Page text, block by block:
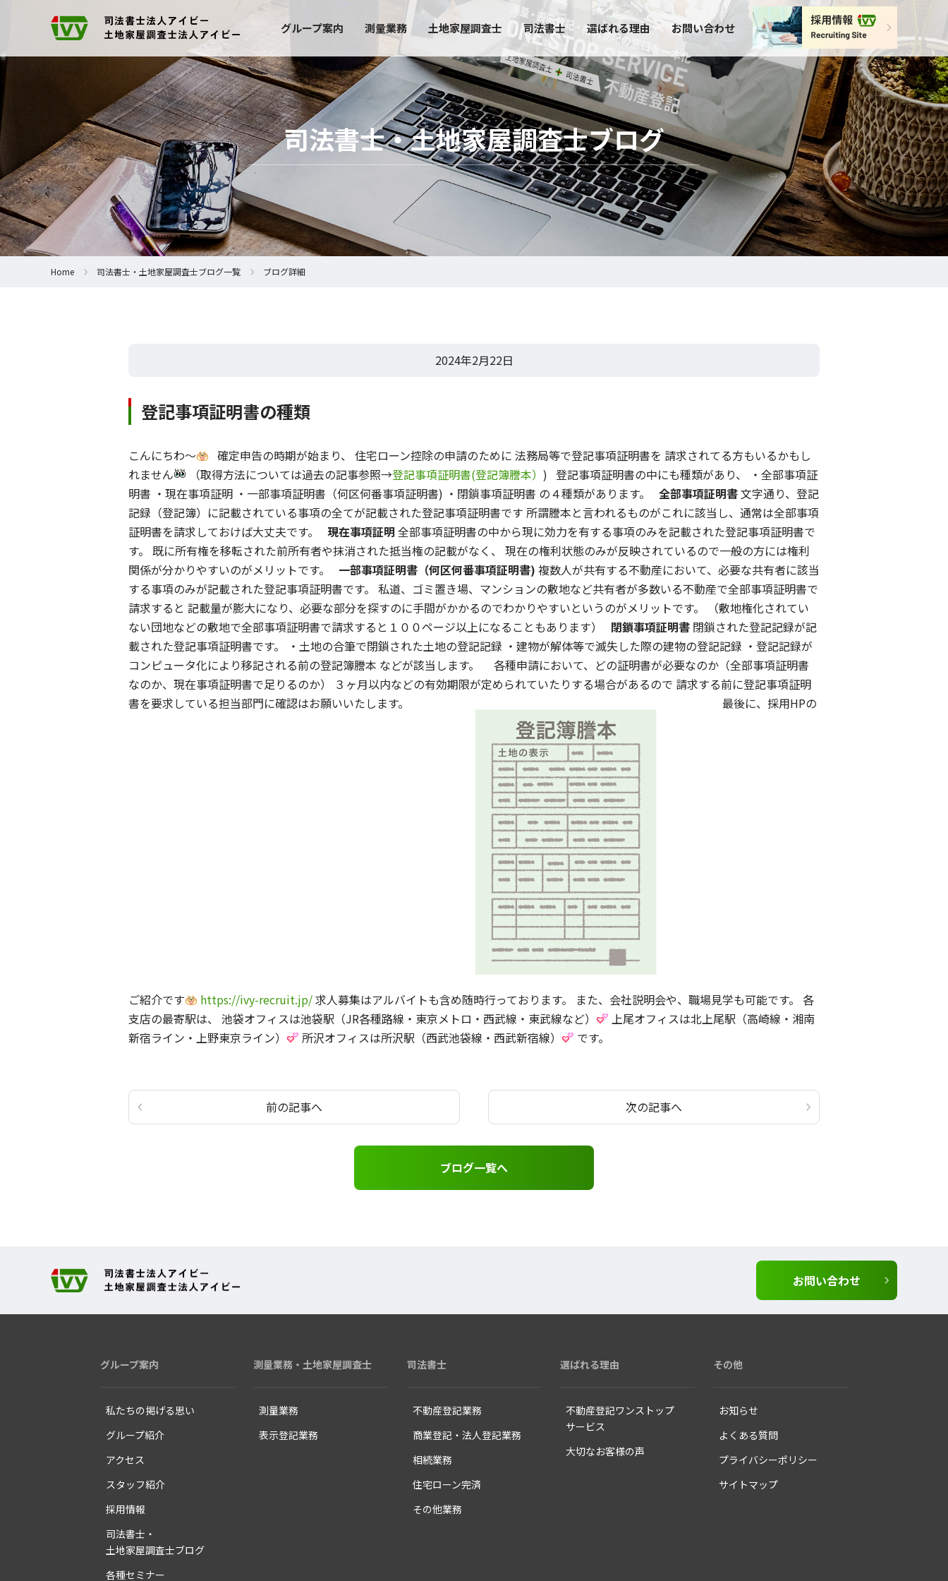
グループ案内 測量業務 土地家屋調査士 司法書士 選ばれる理由 お問い合わせ
司法書士・土地家屋調査士ブログ
Home 司法書士・土地家屋調査士ブログ一覧 ブログ詳細
2024年2月22日
登記事項証明書の種類
こんにちわ～
確定申告の時期が始まり、 住宅ローン控除の申請のために 法務局等で登記事項証明書を 請求されてる方もいるかもし
れません
（取得方法については過去の記事参照→登記事項証明書(登記簿謄本）) 登記事項証明書の中にも種類があり、 ・全部事項証
明書 ・現在事項証明 ・一部事項証明書（何区何番事項証明書) ・閉鎖事項証明書 の４種類があります。 全部事項証明書文字通り、登記
記録（登記簿）に記載されている事項の全てが記載された登記事項証明書です 所謂謄本と言われるものがこれに該当し、通常は全部事項
証明書を請求しておけば大丈夫です。 現在事項証明全部事項証明書の中から現に効力を有する事項のみを記載された登記事項証明書で
す。 既に所有権を移転された前所有者や抹消された抵当権の記載がなく、 現在の権利状態のみが反映されているので一般の方には権利
関係が分かりやすいのがメリットです。 一部事項証明書（何区何番事項証明書) 複数人が共有する不動産において、必要な共有者に該当
する事項のみが記載された登記事項証明書です。 私道、ゴミ置き場、マンションの敷地など共有者が多数いる不動産で全部事項証明書で
請求すると 記載量が膨大になり、必要な部分を探すのに手間がかかるのでわかりやすいというのがメリットです。 （敷地権化されてい
ない団地などの敷地で全部事項証明書で請求すると１００ページ以上になることもあります） 閉鎖事項証明書 閉鎖された登記記録が記
載された登記事項証明書です。 ・土地の合筆で閉鎖された土地の登記記録 ・建物が解体等で滅失した際の建物の登記記録 ・登記記録が
コンピュータ化により移記される前の登記簿謄本 などが該当します。 各種申請において、どの証明書が必要なのか（全部事項証明書
なのか、現在事項証明書で足りるのか） ３ヶ月以内などの有効期限が定められていたりする場合があるので 請求する前に登記事項証明
書を要求している担当部門に確認はお願いいたします。
最後に、採用HPの
ご紹介です https://ivy-recruit.jp/求人募集はアルバイトも含め随時行っております。 また、会社説明会や、職場見学も可能です。 各
支店の最寄駅は、 池袋オフィスは池袋駅（JR各種路線・東京メトロ・西武線・東武線など）
上尾オフィスは北上尾駅（高崎線・湘南
新宿ライン・上野東京ライン）
所沢オフィスは所沢駅（西武池袋線・西武新宿線） です。
前の記事へ 次の記事へ
ブログ一覧へ
お問い合わせ
グループ案内
私たちの掲げる思い
グループ紹介
アクセス
スタッフ紹介
採用情報
司法書士・
土地家屋調査士ブログ
各種セミナー
測量業務・ 土地家屋調査士
測量業務
表示登記業務
司法書士
不動産登記業務
商業登記・ 法人登記業務
相続業務
住宅ローン完済
その他業務
選ばれる理由
不動産登記ワンストップ
サービス
大切なお客様の声
その他
お知らせ
よくある質問
プライバシーポリシー
サイトマップ